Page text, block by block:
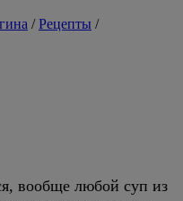
/Рецепты /
вообще любой суп из